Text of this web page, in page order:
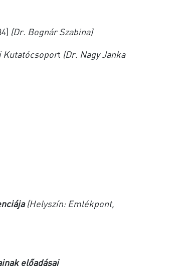
(Dr. Bognár Szabina)
Kutatócsoport (Dr. Nagy Janka
(Helyszín: Emlékpont,
előadásai